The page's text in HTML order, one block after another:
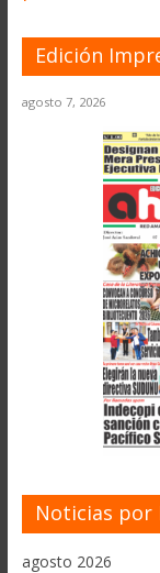
Edición
agosto 7, 2026
Noticias por
agosto 2026